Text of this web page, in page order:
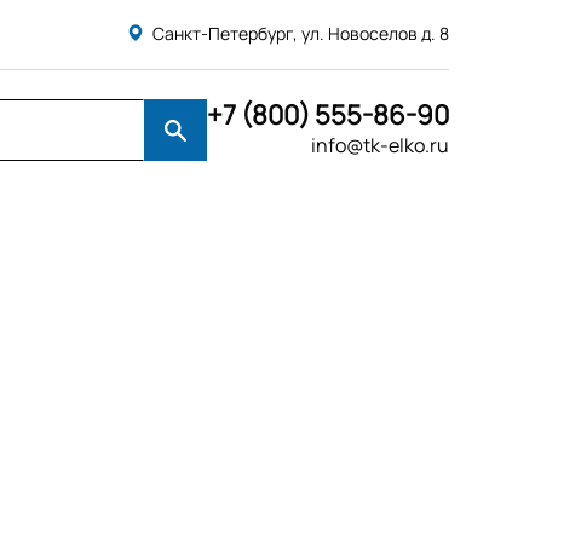
Санкт-Петербург, ул. Новоселов д. 8
+7 (800) 555-86-90
info@tk-elko.ru